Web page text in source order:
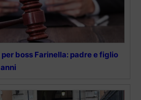
boss Farinella: padre e figlio